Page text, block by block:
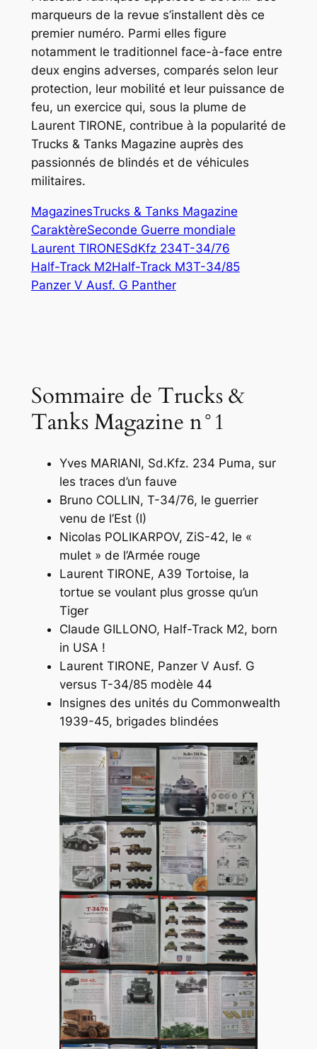
marqueurs de la revue s’installent dès ce
premier numéro. Parmi elles figure
notamment le traditionnel face-à-face entre
deux engins adverses, comparés selon leur
protection, leur mobilité et leur puissance de
feu, un exercice qui, sous la plume de
Laurent TIRONE, contribue à la popularité de
Trucks & Tanks Magazine auprès des
passionnés de blindés et de véhicules
militaires.
MagazinesTrucks & Tanks Magazine
CaraktèreSeconde Guerre mondiale
Laurent TIRONESdKfz 234T-34/76
Half-Track M2Half-Track M3T-34/85
Panzer V Ausf. G Panther
Sommaire de Trucks &
Tanks Magazine n°1
Yves MARIANI, Sd.Kfz. 234 Puma, sur
les traces d’un fauve
Bruno COLLIN, T-34/76, le guerrier
venu de l’Est (I)
Nicolas POLIKARPOV, ZiS-42, le «
mulet » de l’Armée rouge
Laurent TIRONE, A39 Tortoise, la
tortue se voulant plus grosse qu’un
Tiger
Claude GILLONO, Half-Track M2, born
in USA !
Laurent TIRONE, Panzer V Ausf. G
versus T-34/85 modèle 44
Insignes des unités du Commonwealth
1939-45, brigades blindées